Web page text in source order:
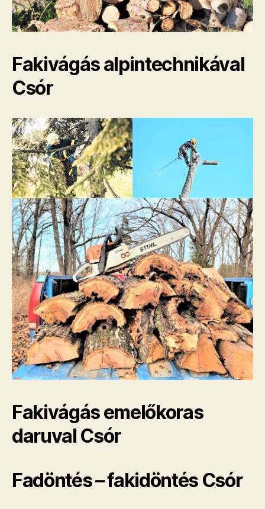
Fakivágás alpintechnikával
Csór
Fakivágás emelőkoras
daruval Csór
Fadöntés – fakidöntés Csór